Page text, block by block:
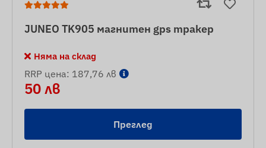
JUNEO TK905 магнитен gps тракер
Няма на склад
RRP цена: 187,76 лв
50 лв
Преглед